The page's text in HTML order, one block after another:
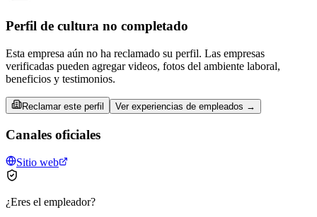
Perfil de cultura no completado
Esta empresa aún no ha reclamado su perfil. Las empresas
verificadas pueden agregar videos, fotos del ambiente laboral,
beneficios y testimonios.
Reclamar este perfil Ver experiencias de empleados →
Canales oficiales
Sitio web
¿Eres el empleador?